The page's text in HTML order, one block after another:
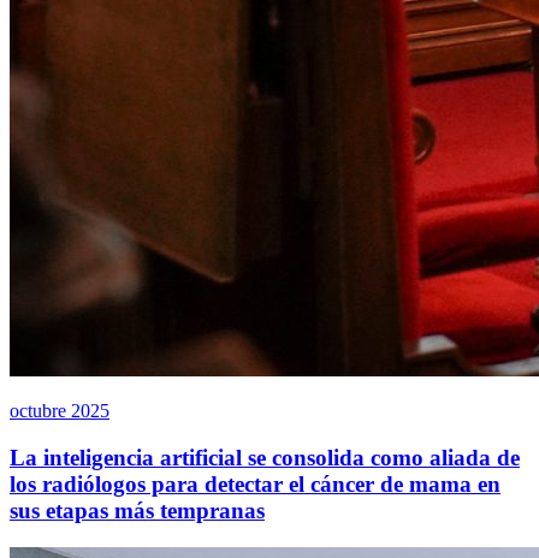
octubre 2025
La inteligencia artificial se consolida como aliada de
los radiólogos para detectar el cáncer de mama en
sus etapas más tempranas